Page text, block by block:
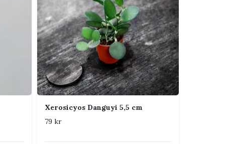
Xerosicyos Danguyi 5,5 cm
79 kr